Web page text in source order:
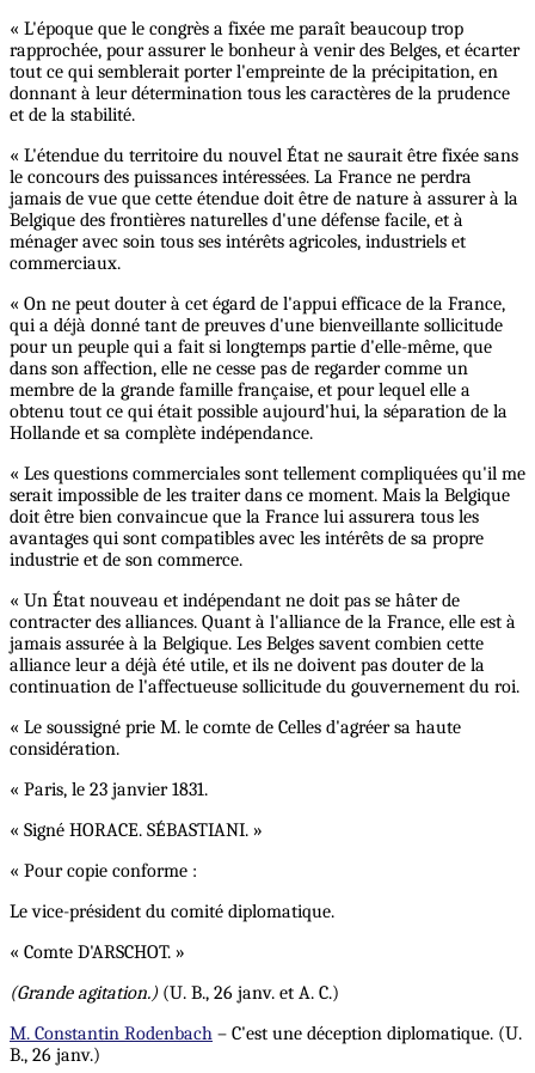
« L'époque que le congrès a fixée me paraît beaucoup trop
rapprochée, pour assurer le bonheur à venir des Belges, et écarter
tout ce qui semblerait porter l'empreinte de la précipitation, en
donnant à leur détermination tous les caractères de la prudence
et de la stabilité.
« L'étendue du territoire du nouvel État ne saurait être fixée sans
le concours des puissances intéressées. La France ne perdra
jamais de vue que cette étendue doit être de nature à assurer à la
Belgique des frontières naturelles d'une défense facile, et à
ménager avec soin tous ses intérêts agricoles, industriels et
commerciaux.
« On ne peut douter à cet égard de l'appui efficace de la France,
qui a déjà donné tant de preuves d'une bienveillante sollicitude
pour un peuple qui a fait si longtemps partie d'elle-même, que
dans son affection, elle ne cesse pas de regarder comme un
membre de la grande famille française, et pour lequel elle a
obtenu tout ce qui était possible aujourd'hui, la séparation de la
Hollande et sa complète indépendance.
« Les questions commerciales sont tellement compliquées qu'il me
serait impossible de les traiter dans ce moment. Mais la Belgique
doit être bien convaincue que la France lui assurera tous les
avantages qui sont compatibles avec les intérêts de sa propre
industrie et de son commerce.
« Un État nouveau et indépendant ne doit pas se hâter de
contracter des alliances. Quant à l'alliance de la France, elle est à
jamais assurée à la Belgique. Les Belges savent combien cette
alliance leur a déjà été utile, et ils ne doivent pas douter de la
continuation de l'affectueuse sollicitude du gouvernement du roi.
« Le soussigné prie M. le comte de Celles d'agréer sa haute
considération.
« Paris, le 23 janvier 1831.
« Signé HORACE. SÉBASTIANI. »
« Pour copie conforme :
Le vice-président du comité diplomatique.
« Comte D'ARSCHOT. »
(Grande agitation.)(U. B., 26 janv. et A. C.)
M. Constantin Rodenbach – C'est une déception diplomatique. (U.
B., 26 janv.)